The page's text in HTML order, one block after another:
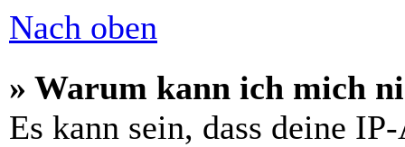
Nach oben
» Warum kann ich mich
Es kann sein, dass deine